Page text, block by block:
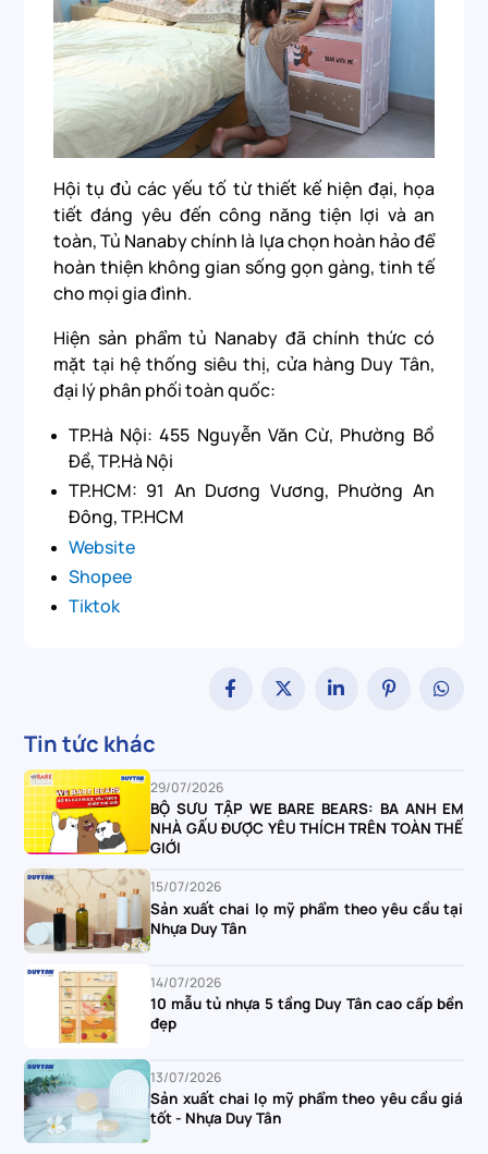
Hội tụ đủ các yếu tố từ thiết kế hiện đại, họa
tiết đáng yêu đến công năng tiện lợi và an
toàn, Tủ Nanaby chính là lựa chọn hoàn hảo để
hoàn thiện không gian sống gọn gàng, tinh tế
cho mọi gia đình.
Hiện sản phẩm tủ Nanaby đã chính thức có
mặt tại hệ thống siêu thị, cửa hàng Duy Tân,
đại lý phân phối toàn quốc:
TP.Hà Nội: 455 Nguyễn Văn Cừ, Phường Bồ
Đề, TP.Hà Nội
TP.HCM: 91 An Dương Vương, Phường An
Đông, TP.HCM
Website
Shopee
Tiktok
Tin tức khác
29/07/2026
BỘ SƯU TẬP WE BARE BEARS: BA ANH EM
NHÀ GẤU ĐƯỢC YÊU THÍCH TRÊN TOÀN THẾ
GIỚI
15/07/2026
Sản xuất chai lọ mỹ phẩm theo yêu cầu tại
Nhựa Duy Tân
14/07/2026
10 mẫu tủ nhựa 5 tầng Duy Tân cao cấp bền
đẹp
13/07/2026
Sản xuất chai lọ mỹ phẩm theo yêu cầu giá
tốt - Nhựa Duy Tân